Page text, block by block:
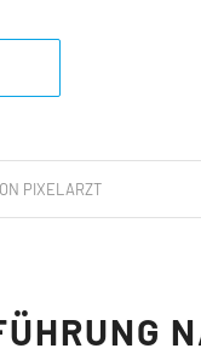
PIXELARZT